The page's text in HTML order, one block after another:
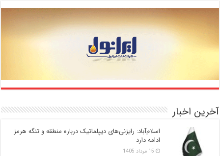
آخرین اخبار
اسلام‌آباد: رایزنی‌های دیپلماتیک درباره منطقه و تنگه هرمز
ادامه دارد
15 مرداد 1405